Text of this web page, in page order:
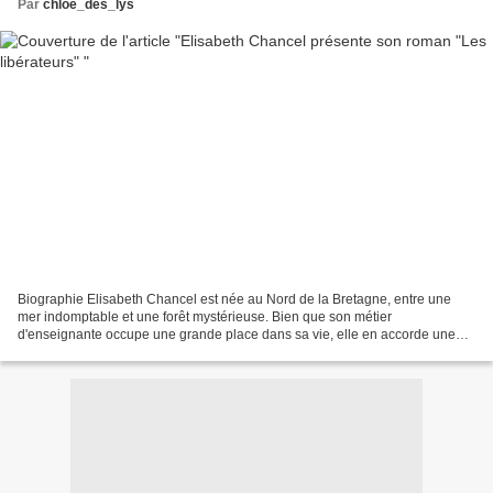
Par chloe_des_lys
Biographie Elisabeth Chancel est née au Nord de la Bretagne, entre une
mer indomptable et une forêt mystérieuse. Bien que son métier
d'enseignante occupe une grande place dans sa vie, elle en accorde une